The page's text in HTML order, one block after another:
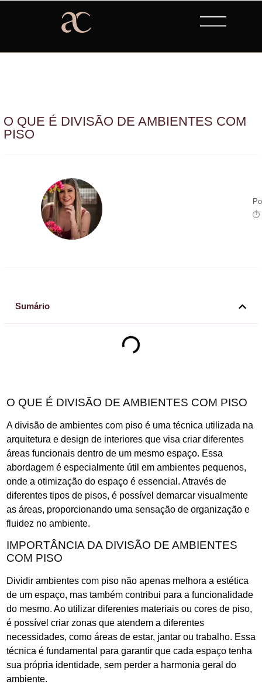
O QUE É DIVISÃO DE AMBIENTES COM
PISO
⏱
Sumário
O QUE É DIVISÃO DE AMBIENTES COM PISO
A divisão de ambientes com piso é uma técnica utilizada na
arquitetura e design de interiores que visa criar diferentes
áreas funcionais dentro de um mesmo espaço. Essa
abordagem é especialmente útil em ambientes pequenos,
onde a otimização do espaço é essencial. Através de
diferentes tipos de pisos, é possível demarcar visualmente
as áreas, proporcionando uma sensação de organização e
fluidez no ambiente.
IMPORTÂNCIA DA DIVISÃO DE AMBIENTES
COM PISO
Dividir ambientes com piso não apenas melhora a estética
de um espaço, mas também contribui para a funcionalidade
do mesmo. Ao utilizar diferentes materiais ou cores de piso,
é possível criar zonas que atendem a diferentes
necessidades, como áreas de estar, jantar ou trabalho. Essa
técnica é fundamental para garantir que cada espaço tenha
sua própria identidade, sem perder a harmonia geral do
ambiente.